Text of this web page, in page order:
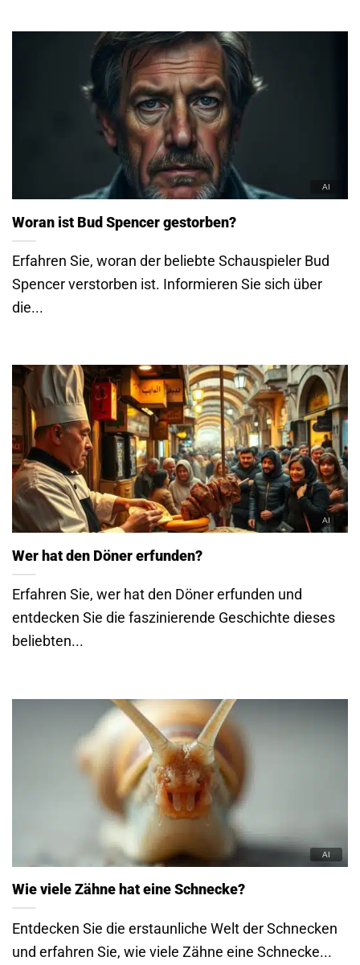
Woran ist Bud Spencer gestorben?
Erfahren Sie, woran der beliebte Schauspieler Bud
Spencer verstorben ist. Informieren Sie sich über
die...
Wer hat den Döner erfunden?
Erfahren Sie, wer hat den Döner erfunden und
entdecken Sie die faszinierende Geschichte dieses
beliebten...
Wie viele Zähne hat eine Schnecke?
Entdecken Sie die erstaunliche Welt der Schnecken
und erfahren Sie, wie viele Zähne eine Schnecke...